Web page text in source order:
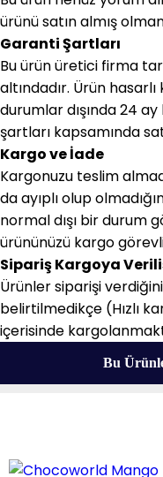
ürünü satın almış
Garanti Şartları
Bu ürün üretici firma
altındadır. Ürün hasarlı
durumlar dışında 24
şartları kapsamında
Kargo ve İade
Kargonuzu teslim
da ayıplı olup
normal dışı bir durum
ürününüzü kargo
Sipariş Kargoya
Ürünler siparişi
belirtilmedikçe (Hızlı
içerisinde
Bu